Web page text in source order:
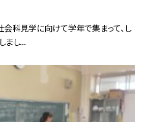
会科見学に向けて学年で集まって、し
まし...